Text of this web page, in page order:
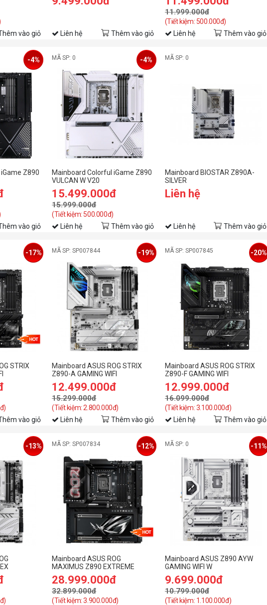
vào giỏ Liên hệ Thêm vào giỏ
11.999.000đ
(Tiết kiệm: 500.000đ)
Liên hệ Thêm vào giỏ
Z890
-4%
vào giỏ
MÃ SP: 0
Mainboard Colorful iGame Z890
VULCAN W V20
15.499.000đ
15.999.000đ
(Tiết kiệm: 500.000đ)
-4%
Liên hệ Thêm vào giỏ
MÃ SP: 0
Mainboard BIOSTAR Z890A-
SILVER
Liên hệ
Liên hệ Thêm vào giỏ
STRIX
-17%
vào giỏ
MÃ SP: SP007844
Mainboard ASUS ROG STRIX
Z890-A GAMING WIFI
12.499.000đ
15.299.000đ
(Tiết kiệm: 2.800.000đ)
-19%
Liên hệ Thêm vào giỏ
MÃ SP: SP007845
Mainboard ASUS ROG STRIX
Z890-F GAMING WIFI
12.999.000đ
16.099.000đ
(Tiết kiệm: 3.100.000đ)
-20%
Liên hệ Thêm vào giỏ
-13% MÃ SP: SP007834
Mainboard ASUS ROG
MAXIMUS Z890 EXTREME
28.999.000đ
32.899.000đ
(Tiết kiệm: 3.900.000đ)
-12% MÃ SP: 0
Mainboard ASUS Z890 AYW
GAMING WIFI W
9.699.000đ
10.799.000đ
(Tiết kiệm: 1.100.000đ)
-11%